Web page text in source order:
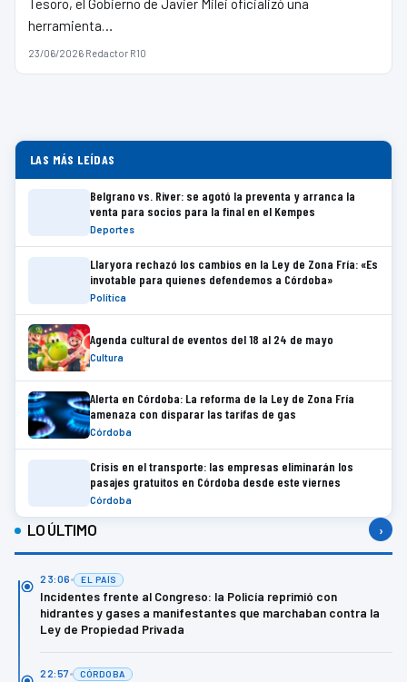
Tesoro, el Gobierno de Javier Milei oficializó una
herramienta…
23/06/2026·Redactor R10
LAS MÁS LEÍDAS
Belgrano vs. River: se agotó la preventa y arranca la
venta para socios para la final en el Kempes
Deportes
Llaryora rechazó los cambios en la Ley de Zona Fría: «Es
invotable para quienes defendemos a Córdoba»
Política
Agenda cultural de eventos del 18 al 24 de mayo
Cultura
Alerta en Córdoba: La reforma de la Ley de Zona Fría
amenaza con disparar las tarifas de gas
Córdoba
Crisis en el transporte: las empresas eliminarán los
pasajes gratuitos en Córdoba desde este viernes
Córdoba
LO ÚLTIMO ›
23:06 EL PAÍS
Incidentes frente al Congreso: la Policía reprimió con
hidrantes y gases a manifestantes que marchaban contra la
Ley de Propiedad Privada
22:57 CÓRDOBA